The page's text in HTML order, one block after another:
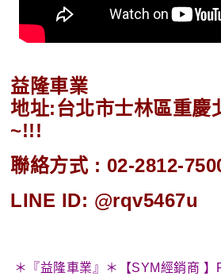
益隆車業
地址:台北市士林區重慶
~!!!
聯絡方式 : 02-2812-
LINE ID: @rqv5467u
＊『益隆車業』＊【SYM經銷商